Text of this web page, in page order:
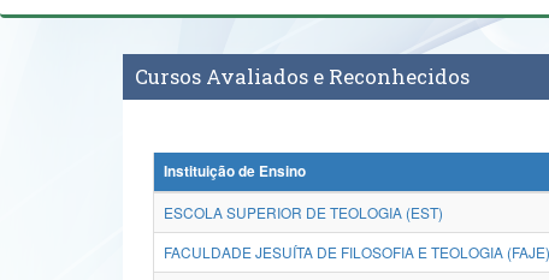
Secretaria de Governo Gabinete de Segurança
Cursos Avaliados e Reconhecidos
Instituição de Ensino
ESCOLA SUPERIOR DE TEOLOGIA (EST)
FACULDADE JESUÍTA DE FILOSOFIA E TEOLOGIA (FAJE)